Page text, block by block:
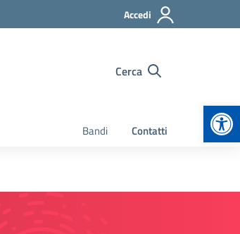
Accedi
Cerca
Bandi Contatti